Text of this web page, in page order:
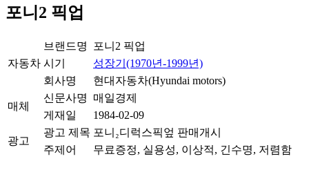
포니2 픽업
자동차
브랜드명
포니2 픽업
시기
성장기(1970년-1999년)
회사명
현대자동차(Hyundai motors)
매체
신문사명
매일경제
게재일
1984-02-09
광고
광고 제목 포니₂디럭스픽엎 판매개시
주제어
무료증정, 실용성, 이상적, 긴수명, 저렴함